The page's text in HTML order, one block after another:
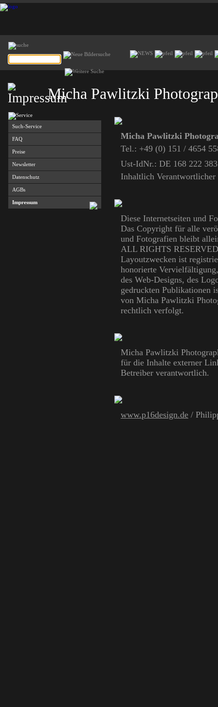
Micha Pawlitzki
Such-Service
FAQ
Preise
Newsletter
Datenschutz
AGBs
Impressum
Micha Pawlitzki
Tel.: +49 (0) 151 / 4654
Ust-IdNr.: DE 168 222 383
Inhaltlich
Diese Internetseiten und
Das Copyright für alle
und Fotografien bleibt
ALL RIGHTS
Layoutzwecken ist
honorierte
des Web-Designs, des
gedruckten Publikationen
von Micha Pawlitzki
rechtlich verfolgt.
Micha Pawlitzki
für die Inhalte externer
Betreiber verantwortlich.
www.p16design.de /